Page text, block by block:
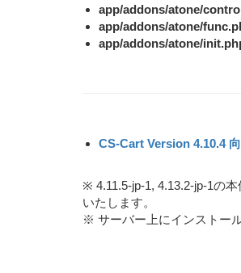
app/addons/atone/
app/addons/atone/
app/addons/atone/
CS-Cart Version 4.10.4
※ 4.11.5-jp-1, 4.13.2-jp-1の
いたします。
※ サーバー上にインストー